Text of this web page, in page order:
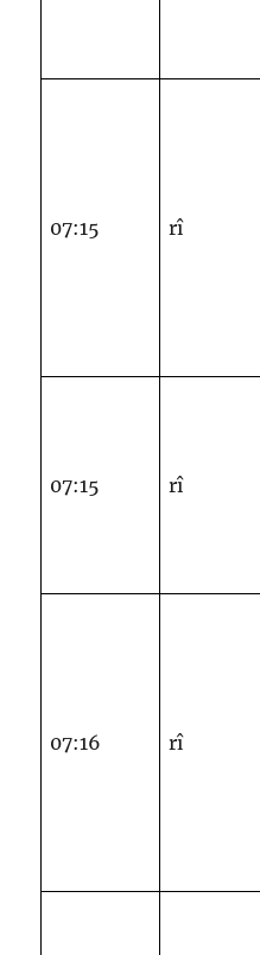
07:15
rî
07:15 rî
07:16
rî